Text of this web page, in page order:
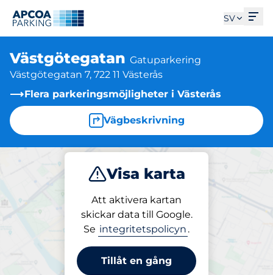
SV
Västgötegatan Gatuparkering
Västgötegatan 7, 722 11 Västerås
Flera parkeringsmöjligheter i Västerås
Vägbeskrivning
Visa karta
Att aktivera kartan
skickar data till Google.
Se integritetspolicyn .
Tillåt en gång
Parkera
Parkering på plats
Västgötegatan